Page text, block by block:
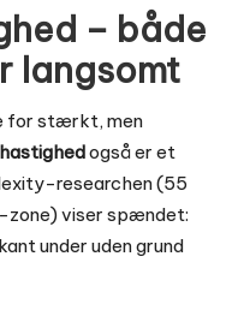
– både
langsomt
for stærkt, men
også er et
researchen (55
viser spændet:
under uden grund